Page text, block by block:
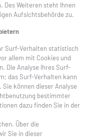
Des Weiteren steht Ihnen
Aufsichtsbehörde zu.
Surf-Verhalten statistisch
allem mit Cookies und
Die Analyse Ihres Surf-
das Surf-Verhalten kann
können dieser Analyse
bestimmter
dazu finden Sie in der
Über die
Sie in dieser